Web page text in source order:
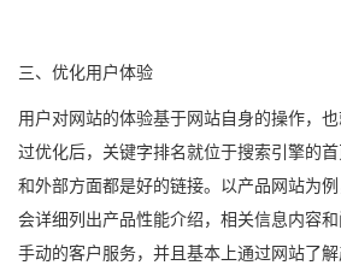
三、优化用户体验
用户对网站的体验基于网站自身的操作，
过优化后，关键字排名就位于搜索引擎的
和外部方面都是好的链接。以产品网站为例
会详细列出产品性能介绍，相关信息内容
手动的客户服务，并且基本上通过网站了